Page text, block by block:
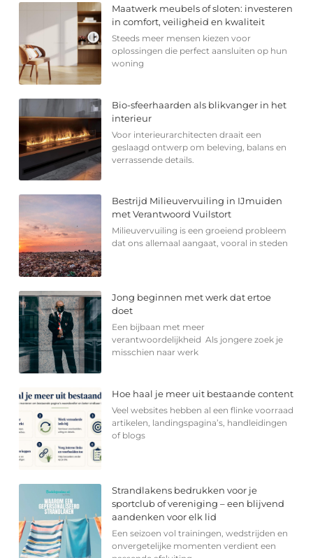
Maatwerk meubels of sloten: investeren
in comfort, veiligheid en kwaliteit
Steeds meer mensen kiezen voor
oplossingen die perfect aansluiten op hun
woning
Bio-sfeerhaarden als blikvanger in het
interieur
Voor interieurarchitecten draait een
geslaagd ontwerp om beleving, balans en
verrassende details.
Bestrijd Milieuvervuiling in IJmuiden
met Verantwoord Vuilstort
Milieuvervuiling is een groeiend probleem
dat ons allemaal aangaat, vooral in steden
Jong beginnen met werk dat ertoe
doet
Een bijbaan met meer
verantwoordelijkheid Als jongere zoek je
misschien naar werk
Hoe haal je meer uit bestaande content
Veel websites hebben al een flinke voorraad
artikelen, landingspagina’s, handleidingen
of blogs
Strandlakens bedrukken voor je
sportclub of vereniging – een blijvend
aandenken voor elk lid
Een seizoen vol trainingen, wedstrijden en
onvergetelijke momenten verdient een